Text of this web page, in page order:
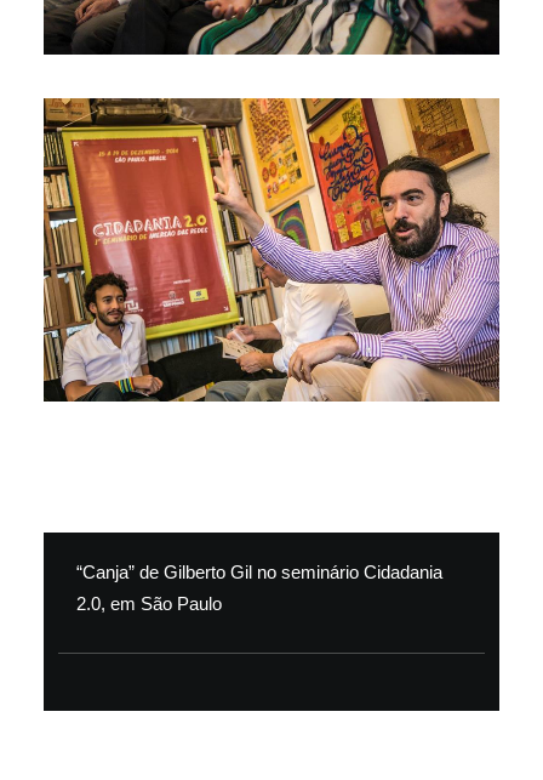
“Canja” de Gilberto Gil no seminário Cidadania
2.0, em São Paulo